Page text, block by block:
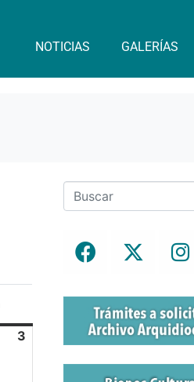
NOTICIAS GALERÍAS
3